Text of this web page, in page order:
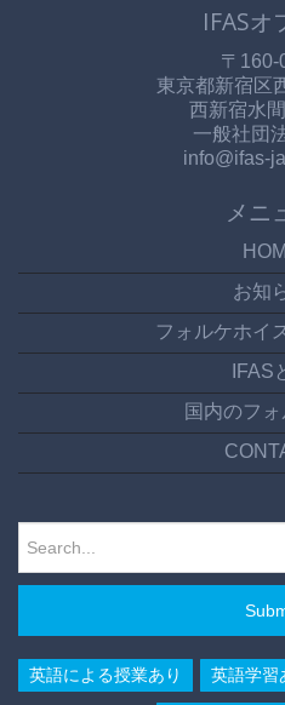
IFASオ
〒160-
東京都新宿区
西新宿水
一般社団
info@ifas-
メニ
お知
フォルケホイ
IFAS
国内のフ
英語による授業あり 英語学習